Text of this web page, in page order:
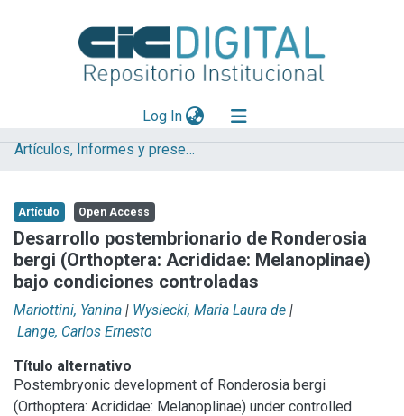
Log In(current)
Explorar
Aportar material
Statistics
Artículos, Informes y presentaciones en Congresos (UNLP)
Artículo Open Access
Desarrollo postembrionario de Ronderosia
bergi (Orthoptera: Acrididae: Melanoplinae)
bajo condiciones controladas
Mariottini, Yanina | Wysiecki, Maria Laura de |
Lange, Carlos Ernesto
Título alternativo
Postembryonic development of Ronderosia bergi
(Orthoptera: Acrididae: Melanoplinae) under controlled